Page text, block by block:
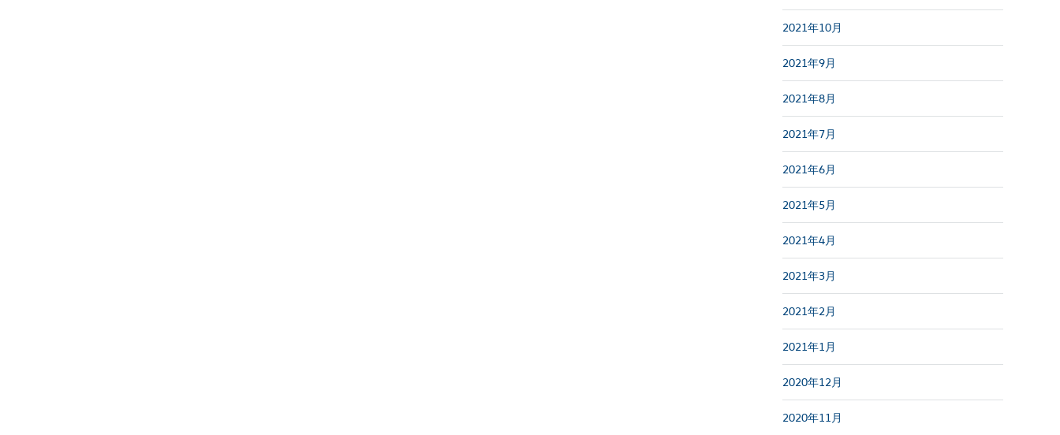
2021年10月
2021年9月
2021年8月
2021年7月
2021年6月
2021年5月
2021年4月
2021年3月
2021年2月
2021年1月
2020年12月
2020年11月